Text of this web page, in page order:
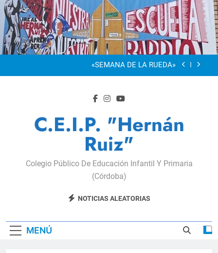
Saltar
al
contenido
“Visibles Sí”
Dia De La Familia
«SEMANA DE LA RUEDA»
Dia De La Familia
«SEMANA DE LA RUEDA»
Apadrinamiento Lector 2026
C.E.I.P. "Hernán
Ruiz"
Colegio Público De Educación Infantil Y Primaria
(Córdoba)
NOTICIAS ALEATORIAS
MENÚ